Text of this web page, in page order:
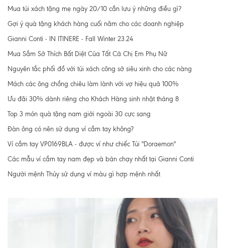
Mua túi xách tặng mẹ ngày 20/10 cần lưu ý những điều gì?
Gợi ý quà tặng khách hàng cuối năm cho các doanh nghiệp
Gianni Conti - IN ITINERE - Fall Winter 23.24
Mua Sắm Sở Thích Bất Diệt Của Tất Cả Chị Em Phụ Nữ
Nguyên tắc phối đồ với túi xách công sở siêu xinh cho các nàng
Mách các ông chồng chiêu làm lành với vợ hiệu quả 100%
Ưu đãi 30% dành riêng cho Khách Hàng sinh nhật tháng 8
Top 3 món quà tặng nam giới ngoài 30 cực sang
Đàn ông có nên sử dụng ví cầm tay không?
Ví cầm tay VP0169BLA - được ví như chiếc Túi "Doraemon"
Các mẫu ví cầm tay nam đẹp và bán chạy nhất tại Gianni Conti
Người mệnh Thủy sử dụng ví màu gì hợp mệnh nhất